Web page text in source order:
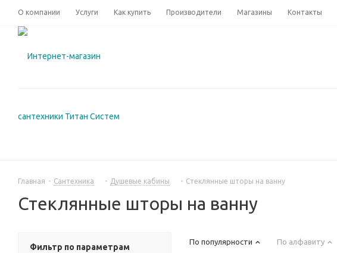
О компании Услуги Как купить Производители Магазины Контакты
Главная - Сантехника - Душевые кабины - Стеклянные шторы на ванну
Стеклянные шторы на ванну
По популярности По алфавиту
Фильтр по параметрам